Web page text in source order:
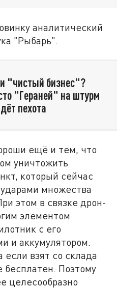
аналитический
"Рыбарь".
"чистый бизнес"?
"Гераней" на штурм
пехота
ещё и тем, что
уничтожить
который сейчас
множества
этом в связке дрон-
элементом
с его
и аккумулятором.
взят со склада
Поэтому
целесообразно